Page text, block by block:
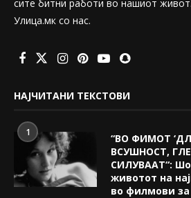
сите битни работи во нашиот
Улица.мк со нас.
НАЈЧИТАНИ ТЕКСТОВИ
1
“ВО ФИМОТ
ВСУШНОСТ,
СИЛУВААТ“:
животот на
во филмови